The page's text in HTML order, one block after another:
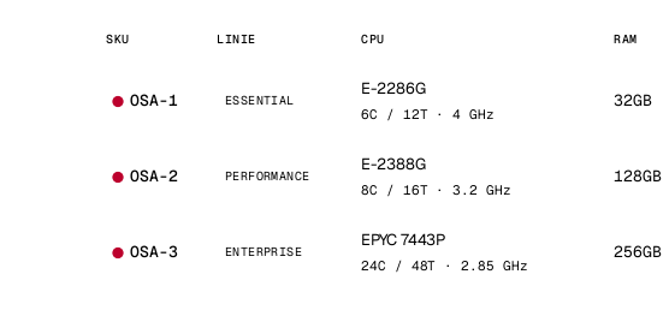
SKU LINIE CPU RAM
OSA-1 ESSENTIAL
E-2286G
6C / 12T · 4 GHz
32GB
OSA-2 PERFORMANCE
E-2388G
8C / 16T · 3.2 GHz
128GB
OSA-3 ENTERPRISE
EPYC 7443P
24C / 48T · 2.85 GHz
256GB